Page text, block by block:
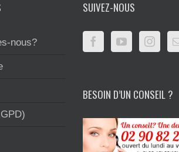
nous?
SUIVEZ-NOUS
BESOIN D’UN CONSEIL ?